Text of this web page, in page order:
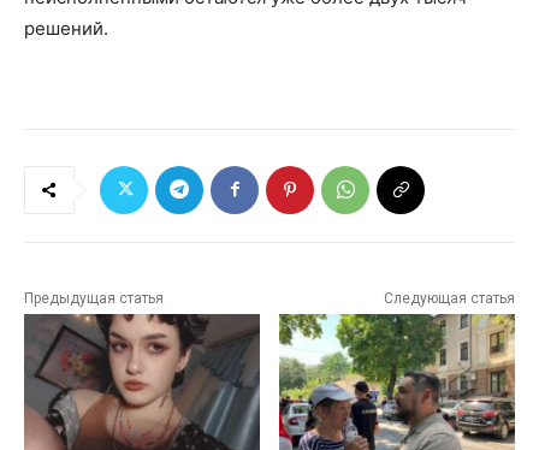
решений.
Предыдущая статья Следующая статья